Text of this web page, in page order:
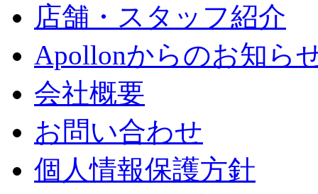
店舗・スタッフ紹介
Apollonからのお知ら
会社概要
お問い合わせ
個人情報保護方針